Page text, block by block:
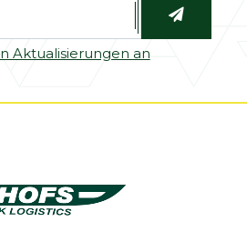
Aktualisierungen an